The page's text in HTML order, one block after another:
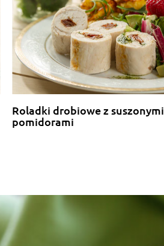
Roladki drobiowe z suszonymi
pomidorami